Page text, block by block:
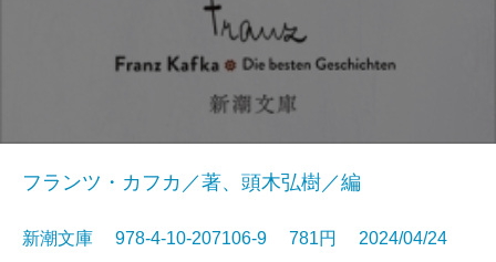
フランツ・カフカ／著、頭木弘樹／編
新潮文庫 978-4-10-207106-9 781円 2024/04/24